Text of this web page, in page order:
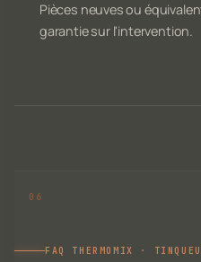
Pièces neuves ou
garantie sur l'intervention.
FAQ THERMOMIX ·